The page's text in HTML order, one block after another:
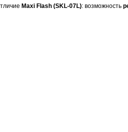
Maxi Flash (SKL-07L): возможность